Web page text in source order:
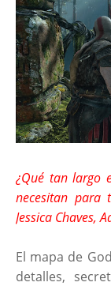
¿Qué tan largo
necesitan para
Jessica Chaves,
El mapa de
detalles,